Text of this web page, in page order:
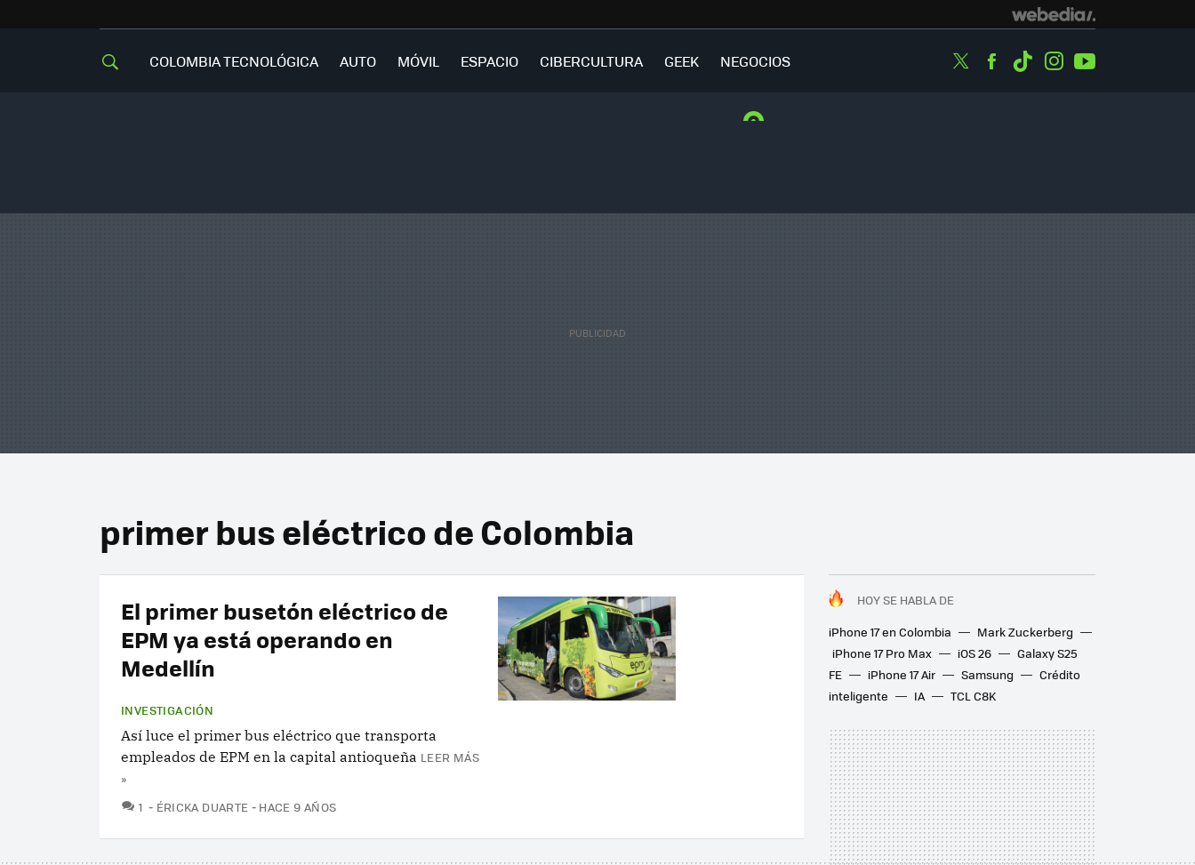
COLOMBIA TECNOLÓGICA AUTO MÓVIL ESPACIO CIBERCULTURA GEEK NEGOCIOS TwitterFacebook
TiktokInstagram
primer bus eléctrico de Colombia
HOY SE HABLA DE
iPhone 17 en Colombia
Mark Zuckerberg
iPhone 17 Pro Max
iOS 26
Galaxy S25
FE
iPhone 17 Air Samsung
Crédito
inteligente
IA TCL C8K
El primer busetón eléctrico de
EPM ya está operando en
Medellín
INVESTIGACIÓN
Así luce el primer bus eléctrico que transporta
empleados de EPM en la capital antioqueña LEER MÁS
»
1 COMENTARIOS
ÉRICKA DUARTE HACE 9 AÑOS